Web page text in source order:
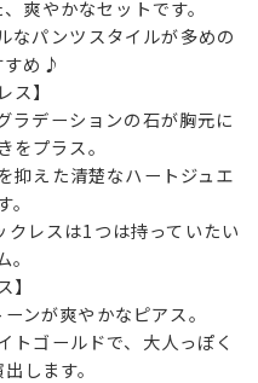
爽やかなセットです。
なパンツスタイルが多めの
すめ♪
ス】
ラデーションの石が胸元に
をプラス。
抑えた清楚なハートジュエ
。
レスは1つは持っていたい
】
ンが爽やかなピアス。
トゴールドで、大人っぽく
します。